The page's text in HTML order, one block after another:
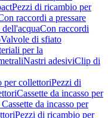
Pezzi di ricambio per
raccordi a pressare
Con raccordi
Valvole di sfiato
per la
Nastri adesiviClip di
per collettoriPezzi di
Cassette da incasso per
da incasso per
Pezzi di ricambio per